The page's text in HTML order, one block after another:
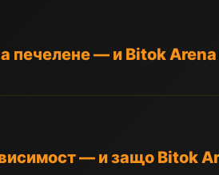
печелене — и Bitok
— и защо Bitok